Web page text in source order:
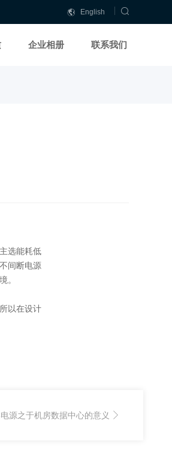
English
企业相册 联系我们
选能耗低
间断电源
。
以在设计
源之于机房数据中心的意义